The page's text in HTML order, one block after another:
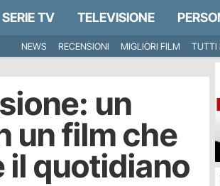
SERIE TV TELEVISIONE
NEWS RECENSIONI MIGLIORI FILM TUTTI
un
un film che
il quotidiano